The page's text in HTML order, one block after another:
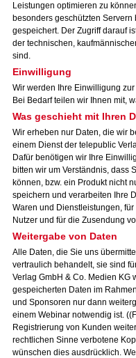
Leistungen optimieren zu
besonders geschützten
gespeichert. Der Zugriff darauf
der technischen,
sind.
Einwilligung
Wir werden Ihre Einwilligung
Bei Bedarf teilen wir Ihnen mit,
Was geschieht mit Ihren
Wir erheben nur Daten, die wir
einem Dienst der telepublic
Dafür benötigen wir Ihre
bitten wir um Verständnis, dass
können, bzw. ein Produkt nicht
speichern und verarbeiten Ihre
Waren und Dienstleistungen,
Nutzer und für die Zusendung
Weitergabe von Daten
Alle Daten, die Sie uns
vertraulich behandelt, sie sind
Verlag GmbH & Co. Medien KG
gespeicherten Daten im
und Sponsoren nur dann
einem Webinar notwendig ist.
Registrierung von Kunden
rechtlichen Sinne verbotene
wünschen dies ausdrücklich.